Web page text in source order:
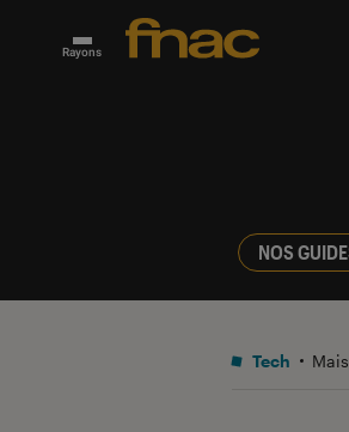
Rayons
NOS
Tech